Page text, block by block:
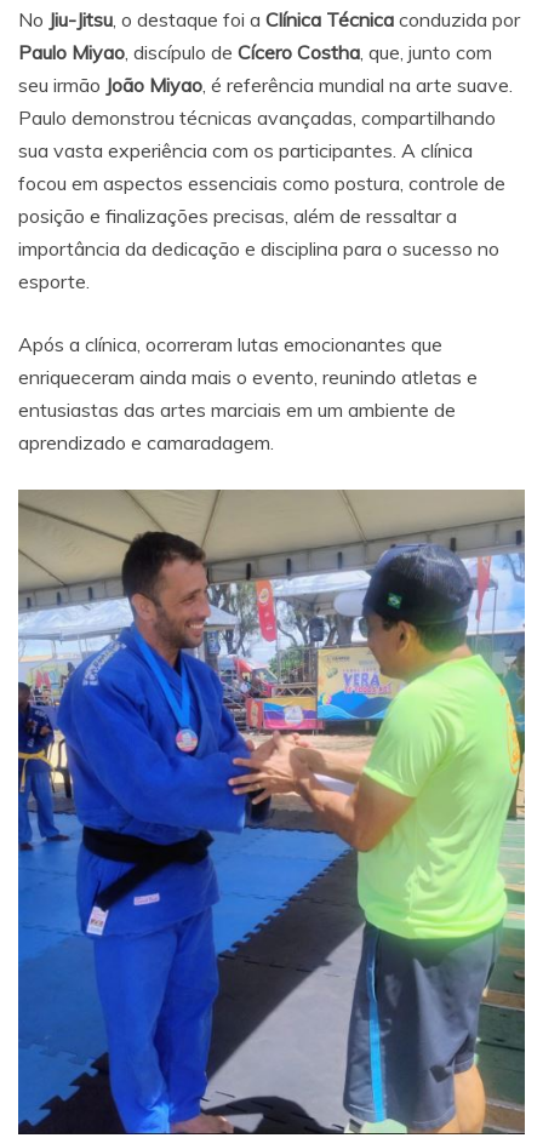
No Jiu-Jitsu , o destaque foi a Clínica Técnica conduzida por
Paulo Miyao , discípulo de Cícero Costha , que, junto com
seu irmão João Miyao , é referência mundial na arte suave.
Paulo demonstrou técnicas avançadas, compartilhando
sua vasta experiência com os participantes. A clínica
focou em aspectos essenciais como postura, controle de
posição e finalizações precisas, além de ressaltar a
importância da dedicação e disciplina para o sucesso no
esporte.
Após a clínica, ocorreram lutas emocionantes que
enriqueceram ainda mais o evento, reunindo atletas e
entusiastas das artes marciais em um ambiente de
aprendizado e camaradagem.